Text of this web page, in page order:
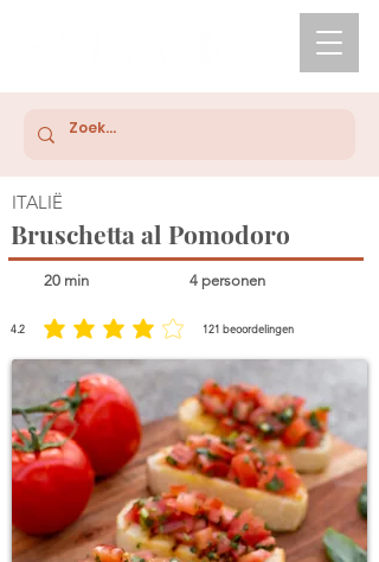
ITALIË
Bruschetta al Pomodoro
20 min 4 personen
4.2 121 beoordelingen
gemiddelde waardering 4.2 uit 5, gebaseerd op 121 stemmen, beoordelingen